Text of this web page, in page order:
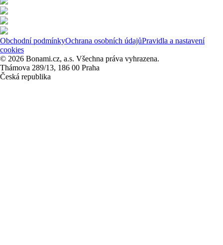
Obchodní podmínkyOchrana osobních údajůPravidla a nastavení
cookies
© 2026 Bonami.cz, a.s. Všechna práva vyhrazena.
Thámova 289/13, 186 00 Praha
Česká republika